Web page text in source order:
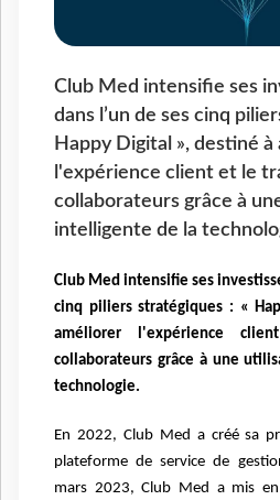
Club Med intensifie ses
dans l’un de ses cinq
Happy Digital », destiné
l'expérience client et le
collaborateurs grâce à
intelligente de la
Club Med intensifie ses
cinq piliers stratégiques : «
améliorer l'expérience
collaborateurs grâce à une
technologie.
En 2022, Club Med a créé sa
plateforme de service de
mars 2023, Club Med a mis